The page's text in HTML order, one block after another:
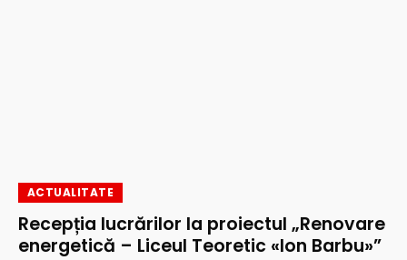
ACTUALITATE
Recepția lucrărilor la proiectul „Renovare
energetică – Liceul Teoretic «Ion Barbu»”